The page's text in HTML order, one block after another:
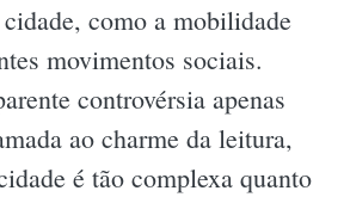
como a mobilidade
movimentos sociais.
controvérsia apenas
ao charme da leitura,
é tão complexa quanto